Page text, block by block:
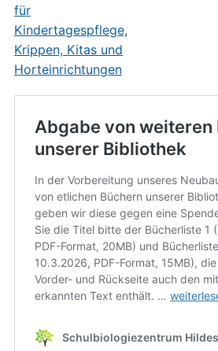
für
Kindertagespflege,
Krippen, Kitas und
Horteinrichtungen